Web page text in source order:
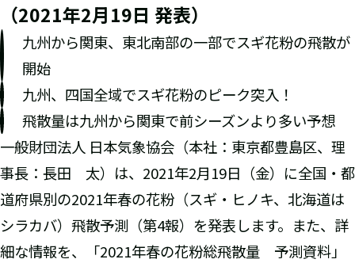
（2021年2月19日 発表）
九州から関東、東北南部の一部でスギ花粉の飛散が
開始
九州、四国全域でスギ花粉のピーク突入！
飛散量は九州から関東で前シーズンより多い予想
一般財団法人 日本気象協会（本社：東京都豊島区、理
事長：長田 太）は、2021年2月19日（金）に全国・都
道府県別の2021年春の花粉（スギ・ヒノキ、北海道は
シラカバ）飛散予測（第4報）を発表します。また、詳
細な情報を、「2021年春の花粉総飛散量 予測資料」